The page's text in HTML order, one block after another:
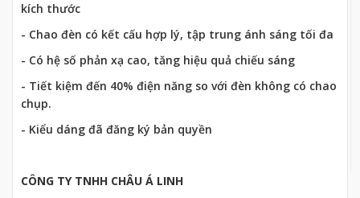
kích thước
- Chao đèn có kết cấu hợp lý, tập trung ánh sáng tối đa
- Có hệ số phản xạ cao, tăng hiệu quả chiếu sáng
- Tiết kiệm đến 40% điện năng so với đèn không có chao
chụp.
- Kiểu dáng đã đăng ký bản quyền
CÔNG TY TNHH CHÂU Á LINH